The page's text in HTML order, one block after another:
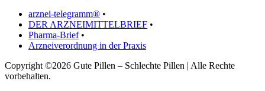
arznei-telegramm® •
DER ARZNEIMITTELBRIEF •
Pharma-Brief•
Arzneiverordnung in der Praxis
Copyright ©2026 Gute Pillen – Schlechte Pillen | Alle Rechte
vorbehalten.